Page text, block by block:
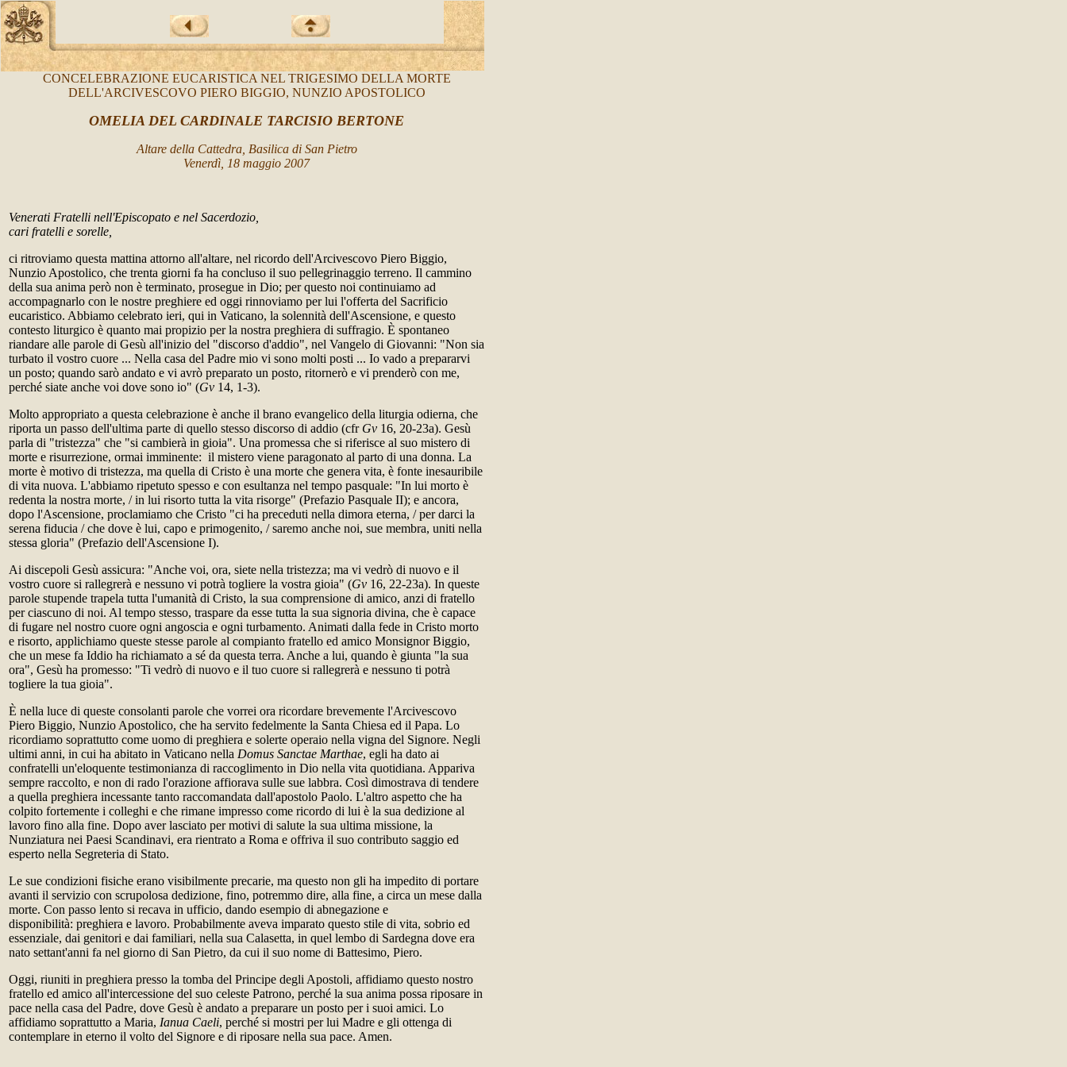
CONCELEBRAZIONE EUCARISTICA NEL TRIGESIMO DELLA MORTE
DELL'ARCIVESCOVO PIERO BIGGIO, NUNZIO APOSTOLICO
OMELIA DEL CARDINALE TARCISIO BERTONE
Altare della Cattedra, Basilica di San Pietro
Venerdì, 18 maggio 2007
Venerati Fratelli nell'Episcopato e nel Sacerdozio,
cari fratelli e sorelle,
ci ritroviamo questa mattina attorno all'altare, nel ricordo dell'Arcivescovo Piero Biggio,
Nunzio Apostolico, che trenta giorni fa ha concluso il suo pellegrinaggio terreno. Il cammino
della sua anima però non è terminato, prosegue in Dio; per questo noi continuiamo ad
accompagnarlo con le nostre preghiere ed oggi rinnoviamo per lui l'offerta del Sacrificio
eucaristico. Abbiamo celebrato ieri, qui in Vaticano, la solennità dell'Ascensione, e questo
contesto liturgico è quanto mai propizio per la nostra preghiera di suffragio. È spontaneo
riandare alle parole di Gesù all'inizio del "discorso d'addio", nel Vangelo di Giovanni: "Non sia
turbato il vostro cuore ... Nella casa del Padre mio vi sono molti posti ... Io vado a prepararvi
un posto; quando sarò andato e vi avrò preparato un posto, ritornerò e vi prenderò con me,
perché siate anche voi dove sono io" (Gv 14, 1-3).
Molto appropriato a questa celebrazione è anche il brano evangelico della liturgia odierna, che
riporta un passo dell'ultima parte di quello stesso discorso di addio (cfr Gv 16, 20-23a). Gesù
parla di "tristezza" che "si cambierà in gioia". Una promessa che si riferisce al suo mistero di
morte e risurrezione, ormai imminente: il mistero viene paragonato al parto di una donna. La
morte è motivo di tristezza, ma quella di Cristo è una morte che genera vita, è fonte inesauribile
di vita nuova. L'abbiamo ripetuto spesso e con esultanza nel tempo pasquale: "In lui morto è
redenta la nostra morte, / in lui risorto tutta la vita risorge" (Prefazio Pasquale II); e ancora,
dopo l'Ascensione, proclamiamo che Cristo "ci ha preceduti nella dimora eterna, / per darci la
serena fiducia / che dove è lui, capo e primogenito, / saremo anche noi, sue membra, uniti nella
stessa gloria" (Prefazio dell'Ascensione I).
Ai discepoli Gesù assicura: "Anche voi, ora, siete nella tristezza; ma vi vedrò di nuovo e il
vostro cuore si rallegrerà e nessuno vi potrà togliere la vostra gioia" (Gv 16, 22-23a). In queste
parole stupende trapela tutta l'umanità di Cristo, la sua comprensione di amico, anzi di fratello
per ciascuno di noi. Al tempo stesso, traspare da esse tutta la sua signoria divina, che è capace
di fugare nel nostro cuore ogni angoscia e ogni turbamento. Animati dalla fede in Cristo morto
e risorto, applichiamo queste stesse parole al compianto fratello ed amico Monsignor Biggio,
che un mese fa Iddio ha richiamato a sé da questa terra. Anche a lui, quando è giunta "la sua
ora", Gesù ha promesso: "Ti vedrò di nuovo e il tuo cuore si rallegrerà e nessuno ti potrà
togliere la tua gioia".
È nella luce di queste consolanti parole che vorrei ora ricordare brevemente l'Arcivescovo
Piero Biggio, Nunzio Apostolico, che ha servito fedelmente la Santa Chiesa ed il Papa. Lo
ricordiamo soprattutto come uomo di preghiera e solerte operaio nella vigna del Signore. Negli
ultimi anni, in cui ha abitato in Vaticano nella Domus Sanctae Marthae, egli ha dato ai
confratelli un'eloquente testimonianza di raccoglimento in Dio nella vita quotidiana. Appariva
sempre raccolto, e non di rado l'orazione affiorava sulle sue labbra. Così dimostrava di tendere
a quella preghiera incessante tanto raccomandata dall'apostolo Paolo. L'altro aspetto che ha
colpito fortemente i colleghi e che rimane impresso come ricordo di lui è la sua dedizione al
lavoro fino alla fine. Dopo aver lasciato per motivi di salute la sua ultima missione, la
Nunziatura nei Paesi Scandinavi, era rientrato a Roma e offriva il suo contributo saggio ed
esperto nella Segreteria di Stato.
Le sue condizioni fisiche erano visibilmente precarie, ma questo non gli ha impedito di portare
avanti il servizio con scrupolosa dedizione, fino, potremmo dire, alla fine, a circa un mese dalla
morte. Con passo lento si recava in ufficio, dando esempio di abnegazione e
disponibilità: preghiera e lavoro. Probabilmente aveva imparato questo stile di vita, sobrio ed
essenziale, dai genitori e dai familiari, nella sua Calasetta, in quel lembo di Sardegna dove era
nato settant'anni fa nel giorno di San Pietro, da cui il suo nome di Battesimo, Piero.
Oggi, riuniti in preghiera presso la tomba del Principe degli Apostoli, affidiamo questo nostro
fratello ed amico all'intercessione del suo celeste Patrono, perché la sua anima possa riposare in
pace nella casa del Padre, dove Gesù è andato a preparare un posto per i suoi amici. Lo
affidiamo soprattutto a Maria, Ianua Caeli, perché si mostri per lui Madre e gli ottenga di
contemplare in eterno il volto del Signore e di riposare nella sua pace. Amen.